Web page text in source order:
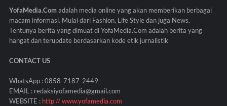
YofaMedia.Comadalah media online yang akan memberikan berbagai
macam informasi. Mulai dari Fashion, Life Style dan juga News.
Tentunya berita yang dimuat di YofaMedia.Com adalah berita yang
hangat dan terupdate berdasarkan kode etik jurnalistik
CONTACT US
WhatsApp : 0858-7187-2449
EMAIL : redaksiyofamedia@gmail.com
WEBSITE : http // www.yofamedia.com